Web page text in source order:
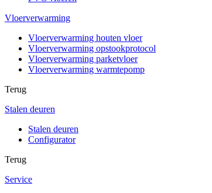
Vloerverwarming
Vloerverwarming houten vloer
Vloerverwarming opstookprotocol
Vloerverwarming parketvloer
Vloerverwarming warmtepomp
Terug
Stalen deuren
Stalen deuren
Configurator
Terug
Service